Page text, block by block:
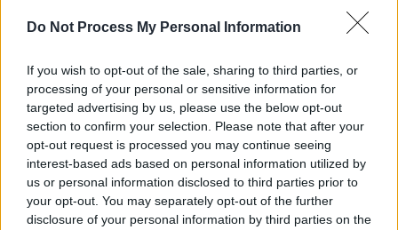
Do Not Process My Personal Information
If you wish to opt-out of the sale, sharing to third parties, or
processing of your personal or sensitive information for
targeted advertising by us, please use the below opt-out
section to confirm your selection. Please note that after your
opt-out request is processed you may continue seeing
interest-based ads based on personal information utilized by
us or personal information disclosed to third parties prior to
your opt-out. You may separately opt-out of the further
disclosure of your personal information by third parties on the
Σαν σήμερα το 2005, σε ηλικία μόλις 59 ετών
ο σπουδαίος Βορειοϊρλανδός
ποδοσφαιριστής έχασε την μάχη με την ζωή